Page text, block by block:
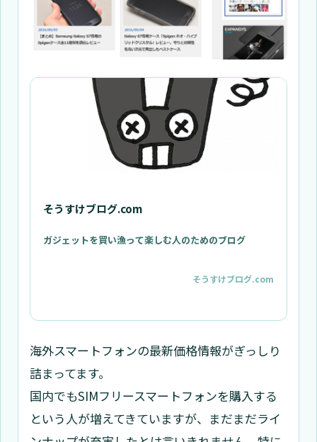
そうすけブログ.com
ガジェットを買い漁って楽しむ人のためのブログ
そうすけブログ.com
海外スマートフォンの最新価格情報がぎっしり
詰まってます。
国内でもSIMフリースマートフォンを購入する
という人が増えてきていますが、まだまだライ